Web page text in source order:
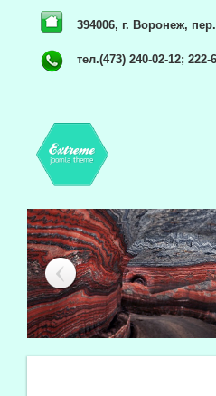
394006, г. Воронеж,
тел.(473) 240-02-12; 222-